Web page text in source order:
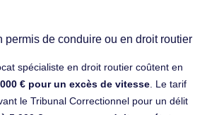
permis de conduire ou en droit routier
spécialiste en droit routier coûtent en
€ pour un excès de vitesse . Le tarif
le Tribunal Correctionnel pour un délit